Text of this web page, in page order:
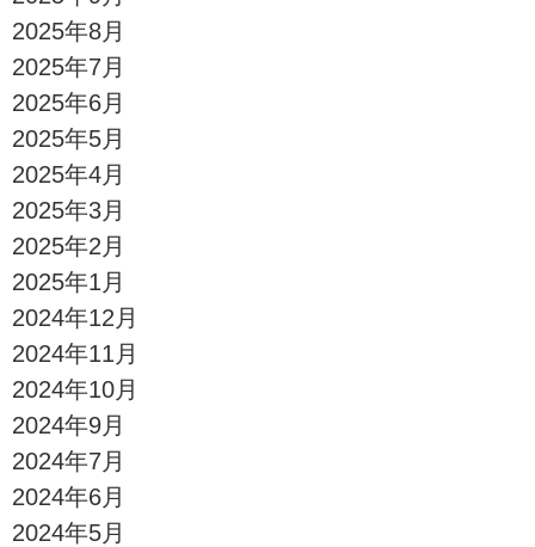
2025年8月
2025年7月
2025年6月
2025年5月
2025年4月
2025年3月
2025年2月
2025年1月
2024年12月
2024年11月
2024年10月
2024年9月
2024年7月
2024年6月
2024年5月